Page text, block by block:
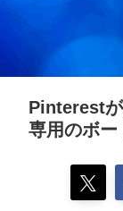
Pinterest
専用のボー